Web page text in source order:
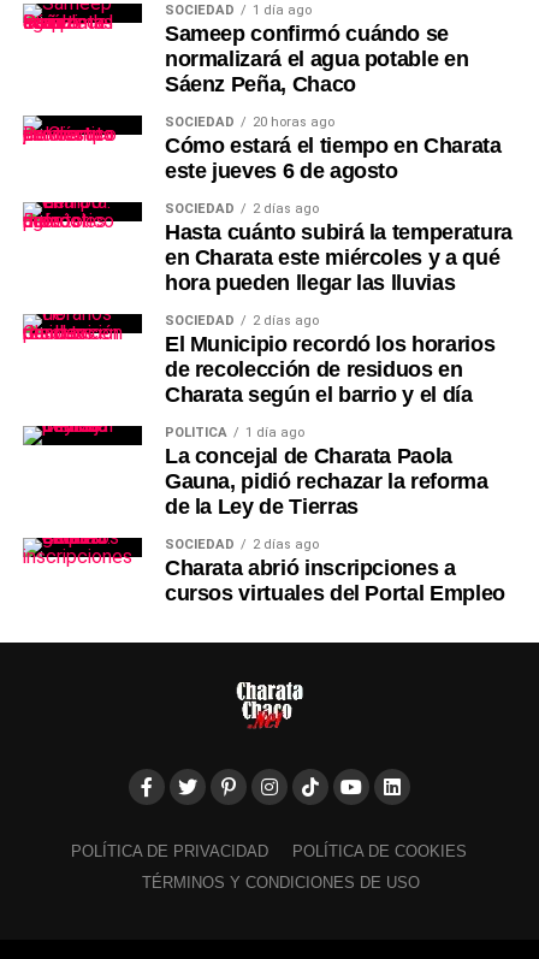
SOCIEDAD 1 día ago
Sameep confirmó cuándo se
normalizará el agua potable en
Sáenz Peña, Chaco
SOCIEDAD 20 horas ago
Cómo estará el tiempo en Charata
este jueves 6 de agosto
SOCIEDAD 2 días ago
Hasta cuánto subirá la temperatura
en Charata este miércoles y a qué
hora pueden llegar las lluvias
SOCIEDAD 2 días ago
El Municipio recordó los horarios
de recolección de residuos en
Charata según el barrio y el día
POLÍTICA 1 día ago
La concejal de Charata Paola
Gauna, pidió rechazar la reforma
de la Ley de Tierras
SOCIEDAD 2 días ago
Charata abrió inscripciones a
cursos virtuales del Portal Empleo
POLÍTICA DE PRIVACIDAD
POLÍTICA DE COOKIES
TÉRMINOS Y CONDICIONES DE USO